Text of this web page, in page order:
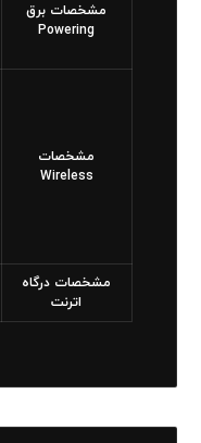
مشخصات برق
Powering
مشخصات
Wireless
مشخصات درگاه
اترنت